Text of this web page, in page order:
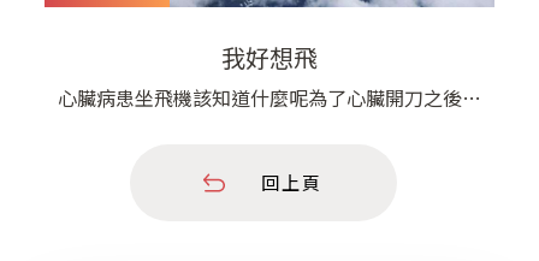
我好想飛
心臟病患坐飛機該知道什麼呢為了心臟開刀之後的
阻一下心臟開刀之後什麼時候才能坐飛機呢？我能
回上頁